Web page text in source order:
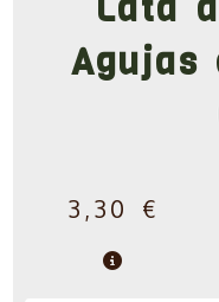
Lata
Agujas
3,30 €